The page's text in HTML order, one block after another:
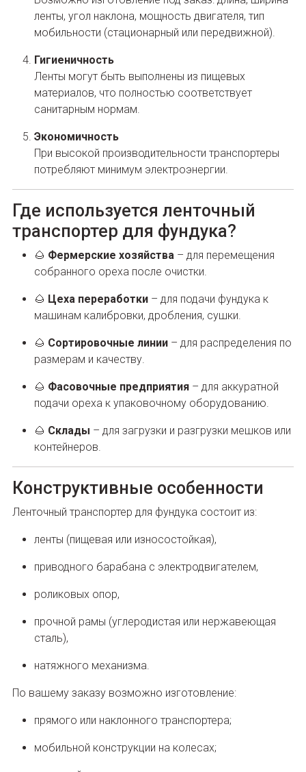
ленты, угол наклона, мощность двигателя, тип
мобильности (стационарный или передвижной).
Гигиеничность
Ленты могут быть выполнены из пищевых
материалов, что полностью соответствует
санитарным нормам.
Экономичность
При высокой производительности транспортеры
потребляют минимум электроэнергии.
Где используется ленточный
транспортер для фундука?
🌰 Фермерские хозяйства – для перемещения
собранного ореха после очистки.
🌰 Цеха переработки – для подачи фундука к
машинам калибровки, дробления, сушки.
🌰 Сортировочные линии – для распределения по
размерам и качеству.
🌰 Фасовочные предприятия – для аккуратной
подачи ореха к упаковочному оборудованию.
🌰 Склады – для загрузки и разгрузки мешков или
контейнеров.
Конструктивные особенности
Ленточный транспортер для фундука состоит из:
ленты (пищевая или износостойкая),
приводного барабана с электродвигателем,
роликовых опор,
прочной рамы (углеродистая или нержавеющая
сталь),
натяжного механизма.
По вашему заказу возможно изготовление:
прямого или наклонного транспортера;
мобильной конструкции на колесах;